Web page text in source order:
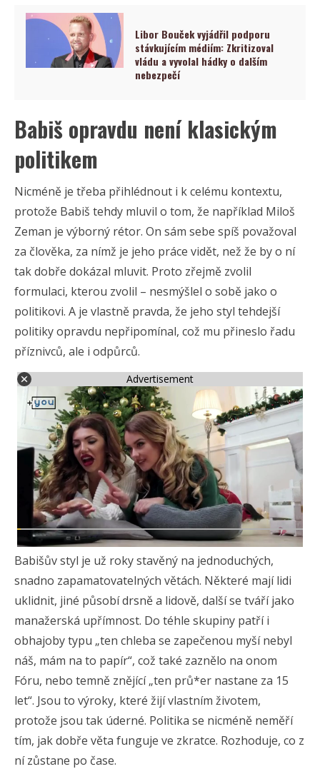
Libor Bouček vyjádřil podporu
stávkujícím médiím: Zkritizoval
vládu a vyvolal hádky o dalším
nebezpečí
Babiš opravdu není klasickým
politikem
Nicméně je třeba přihlédnout i k celému kontextu,
protože Babiš tehdy mluvil o tom, že například Miloš
Zeman je výborný rétor. On sám sebe spíš považoval
za člověka, za nímž je jeho práce vidět, než že by o ní
tak dobře dokázal mluvit. Proto zřejmě zvolil
formulaci, kterou zvolil – nesmýšlel o sobě jako o
politikovi. A je vlastně pravda, že jeho styl tehdejší
politiky opravdu nepřipomínal, což mu přineslo řadu
příznivců, ale i odpůrců.
Advertisement
Babišův styl je už roky stavěný na jednoduchých,
snadno zapamatovatelných větách. Některé mají lidi
uklidnit, jiné působí drsně a lidově, další se tváří jako
manažerská upřímnost. Do téhle skupiny patří i
obhajoby typu „ten chleba se zapečenou myší nebyl
náš, mám na to papír“, což také zaznělo na onom
Fóru, nebo temně znějící „ten prů*er nastane za 15
let“. Jsou to výroky, které žijí vlastním životem,
protože jsou tak úderné. Politika se nicméně neměří
tím, jak dobře věta funguje ve zkratce. Rozhoduje, co z
ní zůstane po čase.